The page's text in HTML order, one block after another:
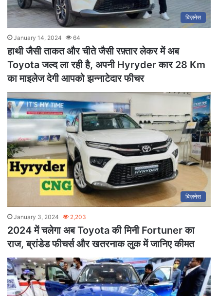
बिज़नेस
January 14, 2024 64
हाथी जैसी ताकत और चीते जैसी रफ़्तार लेकर में अब
Toyota जल्द ला रही है, अपनी Hyryder कार 28 Km
का माइलेज देगी आपको झन्नाटेदार फीचर
बिज़नेस
January 3, 2024 2,203
2024 में चलेगा अब Toyota की मिनी Fortuner का
राज, ब्रांडेड फीचर्स और खतरनाक लुक में जानिए कीमत